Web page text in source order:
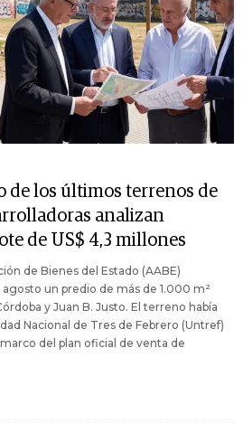
de los últimos terrenos de
analizan
de US$ 4,3 millones
de Bienes del Estado (AABE)
agosto un predio de más de 1.000 m²
y Juan B. Justo. El terreno había
Nacional de Tres de Febrero (Untref)
del plan oficial de venta de